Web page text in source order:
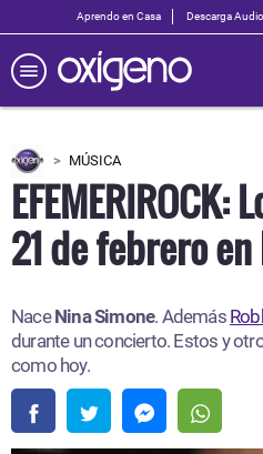
Aprendo en Casa Descarga
MÚSICA
EFEMERIROCK:
21 de febrero
NaceNina Simone. Además
durante un concierto. Estos y
como hoy.